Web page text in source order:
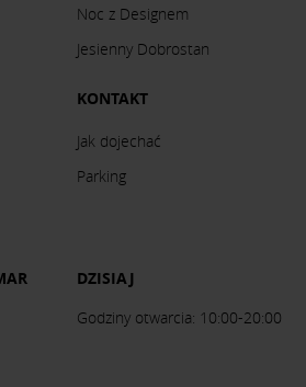
Noc z Designem
Jesienny Dobrostan
KONTAKT
Jak dojechać
Parking
DZISIAJ
Godziny otwarcia: 10:00-20:00